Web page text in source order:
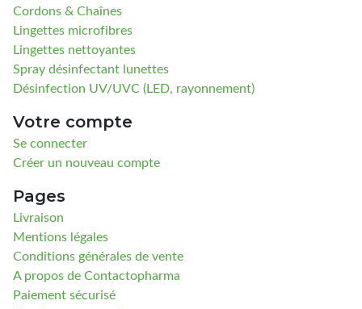
Cordons & Chaînes
Lingettes microfibres
Lingettes nettoyantes
Spray désinfectant lunettes
Désinfection UV/UVC (LED, rayonnement)
Votre compte
Se connecter
Créer un nouveau compte
Pages
Livraison
Mentions légales
Conditions générales de vente
A propos de Contactopharma
Paiement sécurisé